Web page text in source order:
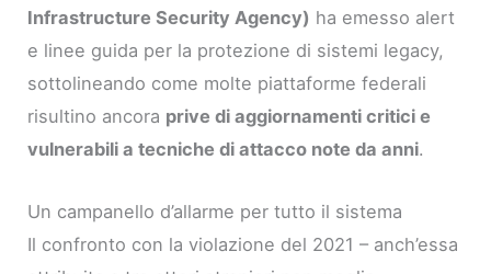
Infrastructure Security Agency) ha emesso alert
e linee guida per la protezione di sistemi legacy,
sottolineando come molte piattaforme federali
risultino ancora prive di aggiornamenti critici e
vulnerabili a tecniche di attacco note da anni.
Un campanello d’allarme per tutto il sistema
Il confronto con la violazione del 2021 – anch’essa